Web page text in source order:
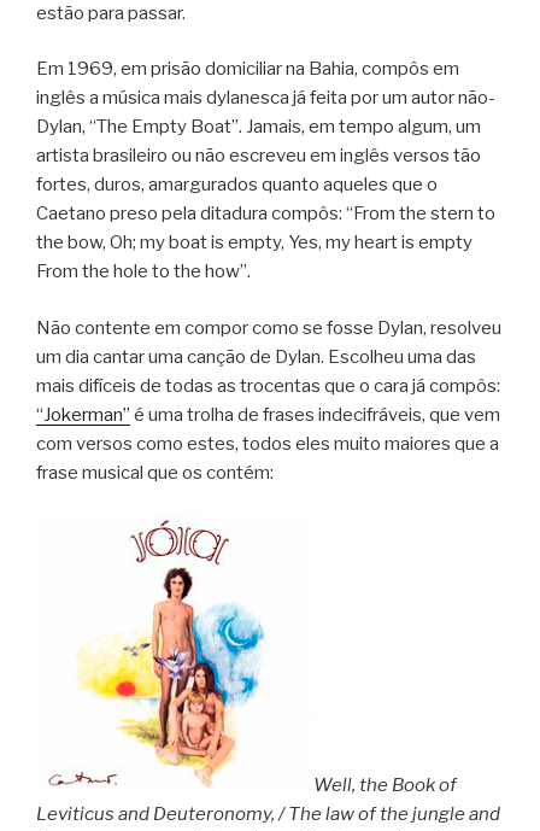
estão para passar.
Em 1969, em prisão domiciliar na Bahia, compôs em
inglês a música mais dylanesca já feita por um autor não-
Dylan, “The Empty Boat”. Jamais, em tempo algum, um
artista brasileiro ou não escreveu em inglês versos tão
fortes, duros, amargurados quanto aqueles que o
Caetano preso pela ditadura compôs: “From the stern to
the bow, Oh; my boat is empty, Yes, my heart is empty
From the hole to the how”.
Não contente em compor como se fosse Dylan, resolveu
um dia cantar uma canção de Dylan. Escolheu uma das
mais difíceis de todas as trocentas que o cara já compôs:
“Jokerman” é uma trolha de frases indecifráveis, que vem
com versos como estes, todos eles muito maiores que a
frase musical que os contém:
Well, the Book of
Leviticus and Deuteronomy, /The law of the jungle and